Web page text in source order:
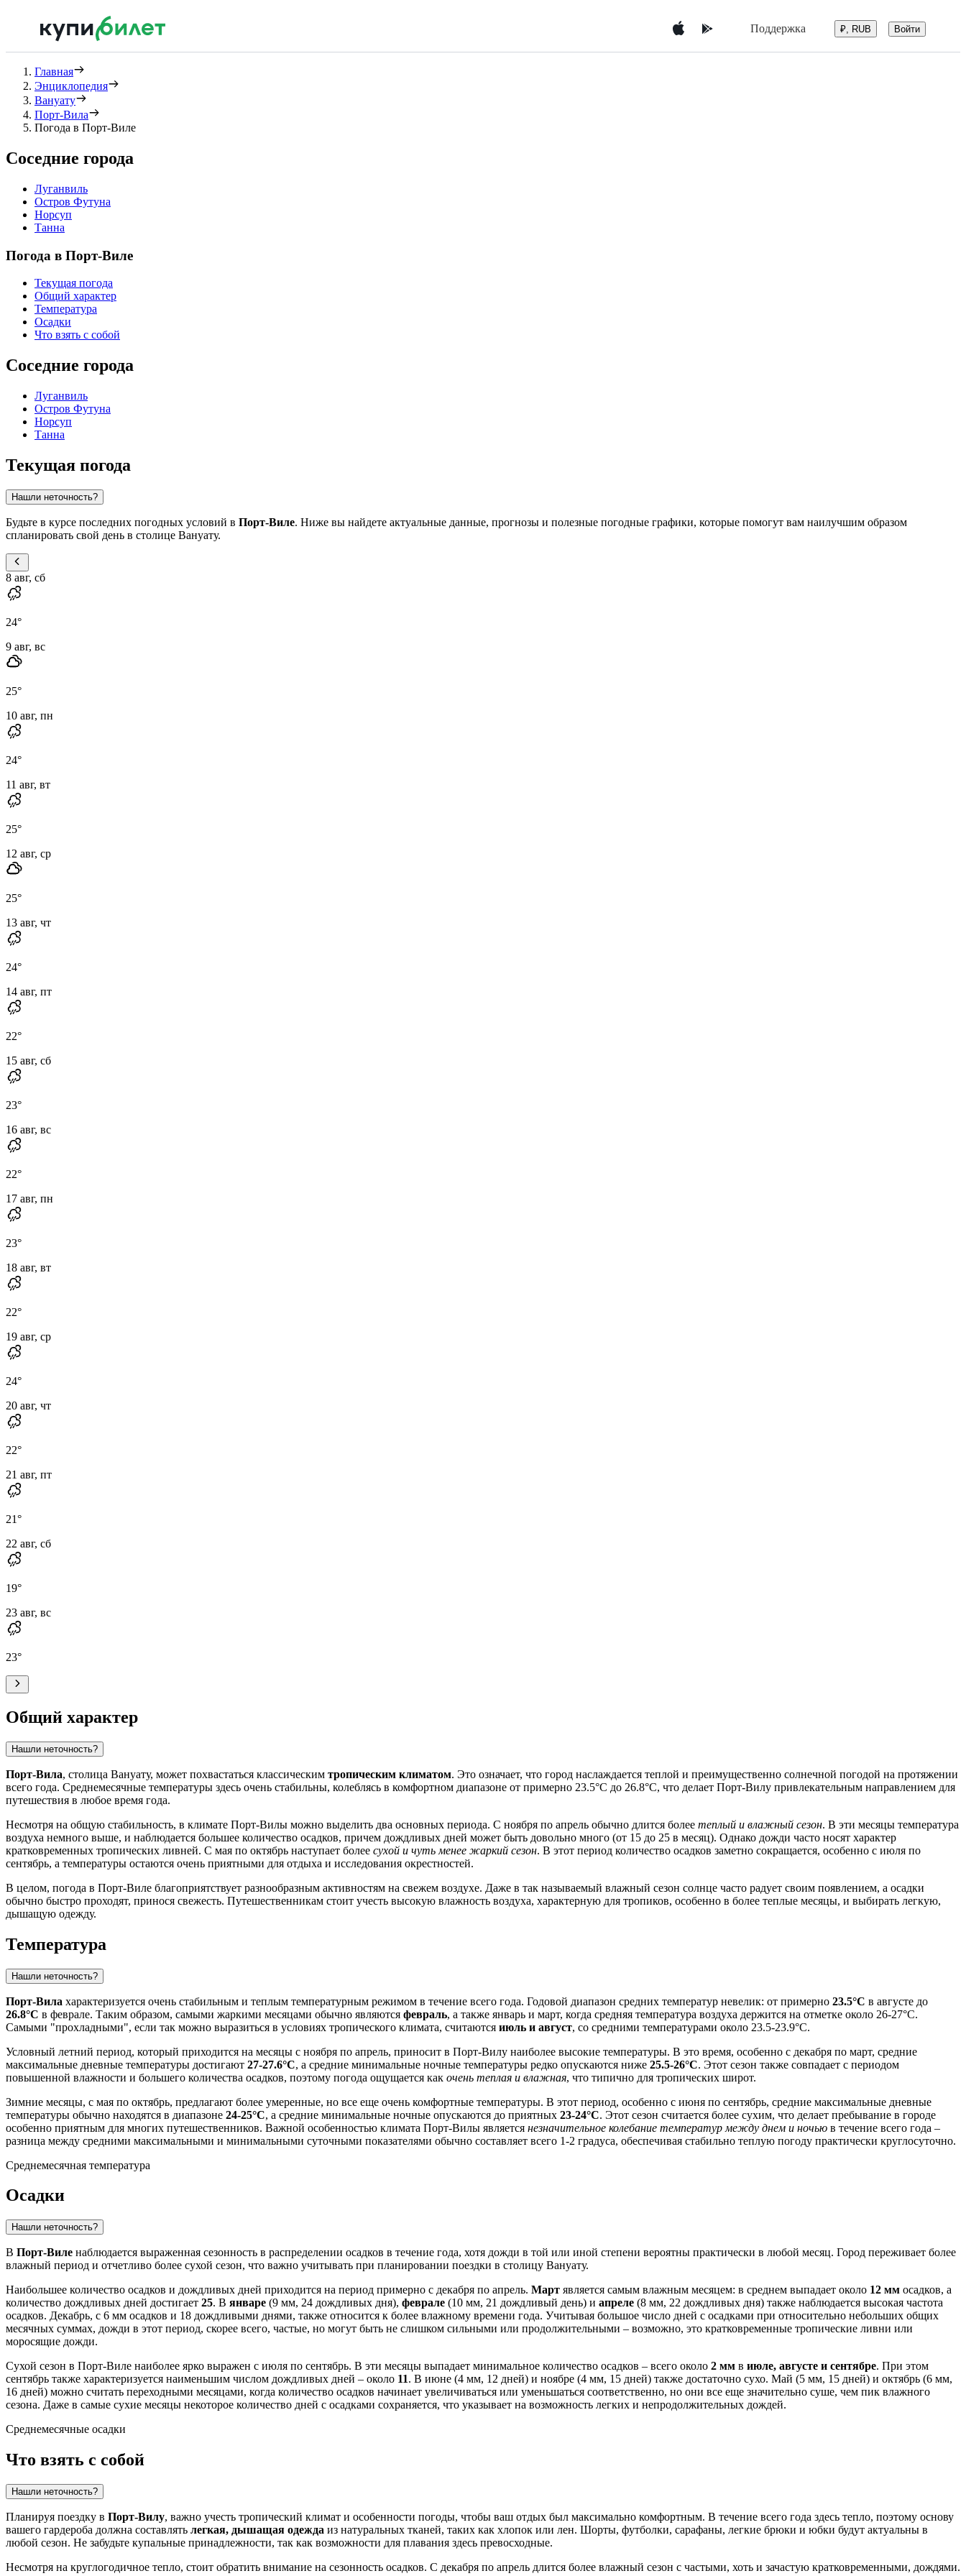
Поддержка ₽, RUB Войти
Главная
Энциклопедия
Вануату
Порт-Вила
Погода в Порт-Виле
Соседние города
Луганвиль
Остров Футуна
Норсуп
Танна
Погода в Порт-Виле
Текущая погода
Общий характер
Температура
Осадки
Что взять с собой
Соседние города
Луганвиль
Остров Футуна
Норсуп
Танна
Текущая погода
Нашли неточность?
Будьте в курсе последних погодных условий в Порт-Виле. Ниже вы найдете актуальные данные, прогнозы и полезные погодные графики, которые помогут вам наилучшим образом
спланировать свой день в столице Вануату.
8 авг, сб
24°
9 авг, вс
25°
10 авг, пн
24°
11 авг, вт
25°
12 авг, ср
25°
13 авг, чт
24°
14 авг, пт
22°
15 авг, сб
23°
16 авг, вс
22°
17 авг, пн
23°
18 авг, вт
22°
19 авг, ср
24°
20 авг, чт
22°
21 авг, пт
21°
22 авг, сб
19°
23 авг, вс
23°
Общий характер
Нашли неточность?
Порт-Вила, столица Вануату, может похвастаться классическим тропическим климатом. Это означает, что город наслаждается теплой и преимущественно солнечной погодой на протяжении
всего года. Среднемесячные температуры здесь очень стабильны, колеблясь в комфортном диапазоне от примерно 23.5°C до 26.8°C, что делает Порт-Вилу привлекательным направлением для
путешествия в любое время года.
Несмотря на общую стабильность, в климате Порт-Вилы можно выделить два основных периода. С ноября по апрель обычно длится более теплый и влажный сезон. В эти месяцы температура
воздуха немного выше, и наблюдается большее количество осадков, причем дождливых дней может быть довольно много (от 15 до 25 в месяц). Однако дожди часто носят характер
кратковременных тропических ливней. С мая по октябрь наступает более сухой и чуть менее жаркий сезон. В этот период количество осадков заметно сокращается, особенно с июля по
сентябрь, а температуры остаются очень приятными для отдыха и исследования окрестностей.
В целом, погода в Порт-Виле благоприятствует разнообразным активностям на свежем воздухе. Даже в так называемый влажный сезон солнце часто радует своим появлением, а осадки
обычно быстро проходят, принося свежесть. Путешественникам стоит учесть высокую влажность воздуха, характерную для тропиков, особенно в более теплые месяцы, и выбирать легкую,
дышащую одежду.
Температура
Нашли неточность?
Порт-Вила характеризуется очень стабильным и теплым температурным режимом в течение всего года. Годовой диапазон средних температур невелик: от примерно 23.5°C в августе до
26.8°C в феврале. Таким образом, самыми жаркими месяцами обычно являются февраль, а также январь и март, когда средняя температура воздуха держится на отметке около 26-27°C.
Самыми "прохладными", если так можно выразиться в условиях тропического климата, считаются июль и август, со средними температурами около 23.5-23.9°C.
Условный летний период, который приходится на месяцы с ноября по апрель, приносит в Порт-Вилу наиболее высокие температуры. В это время, особенно с декабря по март, средние
максимальные дневные температуры достигают 27-27.6°C, а средние минимальные ночные температуры редко опускаются ниже 25.5-26°C. Этот сезон также совпадает с периодом
повышенной влажности и большего количества осадков, поэтому погода ощущается как очень теплая и влажная, что типично для тропических широт.
Зимние месяцы, с мая по октябрь, предлагают более умеренные, но все еще очень комфортные температуры. В этот период, особенно с июня по сентябрь, средние максимальные дневные
температуры обычно находятся в диапазоне 24-25°C, а средние минимальные ночные опускаются до приятных 23-24°C. Этот сезон считается более сухим, что делает пребывание в городе
особенно приятным для многих путешественников. Важной особенностью климата Порт-Вилы является незначительное колебание температур между днем и ночью в течение всего года –
разница между средними максимальными и минимальными суточными показателями обычно составляет всего 1-2 градуса, обеспечивая стабильно теплую погоду практически круглосуточно.
Среднемесячная температура
Осадки
Нашли неточность?
В Порт-Виле наблюдается выраженная сезонность в распределении осадков в течение года, хотя дожди в той или иной степени вероятны практически в любой месяц. Город переживает более
влажный период и отчетливо более сухой сезон, что важно учитывать при планировании поездки в столицу Вануату.
Наибольшее количество осадков и дождливых дней приходится на период примерно с декабря по апрель. Март является самым влажным месяцем: в среднем выпадает около 12 мм осадков, а
количество дождливых дней достигает 25. В январе (9 мм, 24 дождливых дня), феврале (10 мм, 21 дождливый день) и апреле (8 мм, 22 дождливых дня) также наблюдается высокая частота
осадков. Декабрь, с 6 мм осадков и 18 дождливыми днями, также относится к более влажному времени года. Учитывая большое число дней с осадками при относительно небольших общих
месячных суммах, дожди в этот период, скорее всего, частые, но могут быть не слишком сильными или продолжительными – возможно, это кратковременные тропические ливни или
моросящие дожди.
Сухой сезон в Порт-Виле наиболее ярко выражен с июля по сентябрь. В эти месяцы выпадает минимальное количество осадков – всего около 2 мм в июле, августе и сентябре. При этом
сентябрь также характеризуется наименьшим числом дождливых дней – около 11. В июне (4 мм, 12 дней) и ноябре (4 мм, 15 дней) также достаточно сухо. Май (5 мм, 15 дней) и октябрь (6 мм,
16 дней) можно считать переходными месяцами, когда количество осадков начинает увеличиваться или уменьшаться соответственно, но они все еще значительно суше, чем пик влажного
сезона. Даже в самые сухие месяцы некоторое количество дней с осадками сохраняется, что указывает на возможность легких и непродолжительных дождей.
Среднемесячные осадки
Что взять с собой
Нашли неточность?
Планируя поездку в Порт-Вилу, важно учесть тропический климат и особенности погоды, чтобы ваш отдых был максимально комфортным. В течение всего года здесь тепло, поэтому основу
вашего гардероба должна составлять легкая, дышащая одежда из натуральных тканей, таких как хлопок или лен. Шорты, футболки, сарафаны, легкие брюки и юбки будут актуальны в
любой сезон. Не забудьте купальные принадлежности, так как возможности для плавания здесь превосходные.
Несмотря на круглогодичное тепло, стоит обратить внимание на сезонность осадков. С декабря по апрель длится более влажный сезон с частыми, хоть и зачастую кратковременными, дождями.